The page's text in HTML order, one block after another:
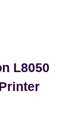
L8050